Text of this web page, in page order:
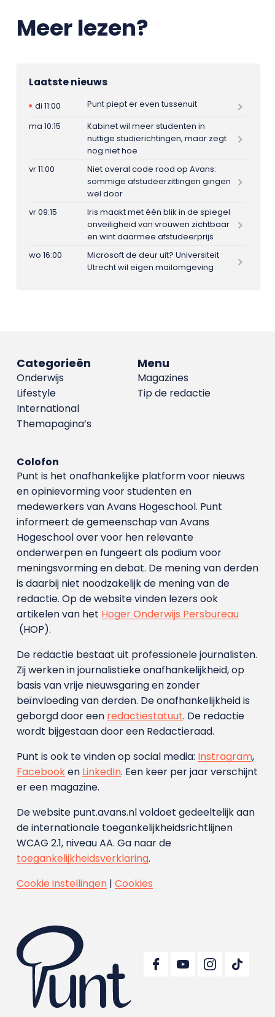
Meer lezen?
Laatste nieuws
di 11:00
Punt piept er even tussenuit
ma 10:15
Kabinet wil meer studenten in
nuttige studierichtingen, maar zegt
nog niet hoe
vr 11:00
Niet overal code rood op Avans:
sommige afstudeerzittingen gingen
wel door
vr 09:15
Iris maakt met één blik in de spiegel
onveiligheid van vrouwen zichtbaar
en wint daarmee afstudeerprijs
wo 16:00
Microsoft de deur uit? Universiteit
Utrecht wil eigen mailomgeving
Menu
Magazines
Tip de redactie
Categorieën
Onderwijs
Lifestyle
International
Themapagina’s
Colofon
Punt is het onafhankelijke platform voor nieuws
en opinievorming voor studenten en
medewerkers van Avans Hoge­school. Punt
informeert de gemeenschap van Avans
Hogeschool over voor hen relevante
onderwerpen en fungeert als podium voor
meningsvorming en debat. De mening van derden
is daarbij niet noodzakelijk de mening van de
redactie. Op de website vinden lezers ook
artikelen van het Hoger Onderwijs Persbureau
(HOP).
De redactie bestaat uit professionele journalisten.
Zij werken in journalistieke onafhankelijkheid, op
basis van vrije nieuwsgaring en zonder
beïnvloeding van derden. De onafhankelijkheid is
geborgd door een redactiestatuut. De redactie
wordt bijgestaan door een Redactieraad.
Punt is ook te vinden op social media: Instragram,
Facebooken LinkedIn. Een keer per jaar verschijnt
er een magazine.
De website punt.avans.nl voldoet gedeeltelijk aan
de internationale toegankelijkheidsrichtlijnen
WCAG 2.1, niveau AA. Ga naar de
toegankelijkheidsverklaring.
Cookie instellingen| Cookies